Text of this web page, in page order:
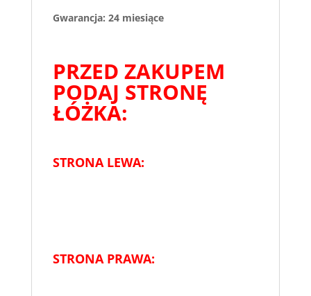
Gwarancja: 24 miesiące
PRZED ZAKUPEM
PODAJ STRONĘ
ŁÓŻKA:
STRONA LEWA:
STRONA PRAWA: